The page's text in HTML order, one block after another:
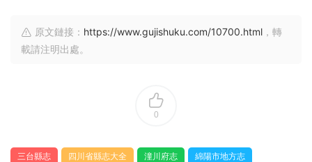
原文鏈接： https://www.gujishuku.com/10700.html ，轉
載請注明出處。
0
三台縣志 四川省縣志大全 潼川府志
綿陽市地方志